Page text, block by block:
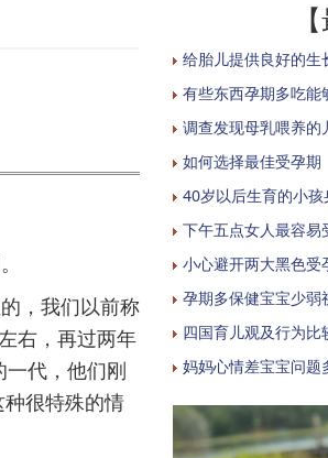
，我们以前称
右，再过两年
一代，他们刚
很特殊的情
给胎儿提供良好的生
有些东西孕期多吃能
调查发现母乳喂养的
如何选择最佳受孕期
40岁以后生育的小
下午五点女人最容易
小心避开两大黑色受
孕期多保健宝宝少弱
四国育儿观及行为比
妈妈心情差宝宝问题